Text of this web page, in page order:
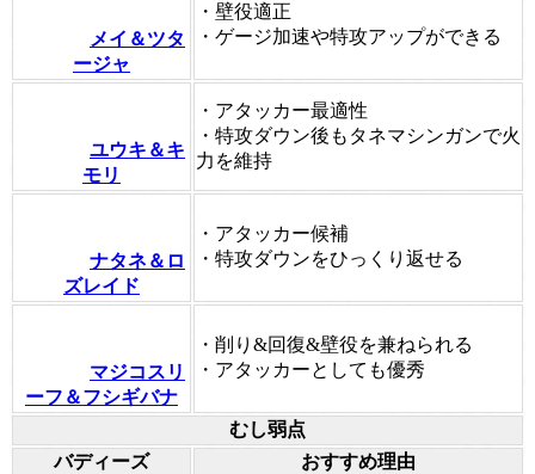
メイ＆ツタ
ージャ
・壁役適正
・ゲージ加速や特攻アップができる
ユウキ＆キ
モリ
・アタッカー最適性
・特攻ダウン後もタネマシンガンで火
力を維持
ナタネ＆ロ
ズレイド
・アタッカー候補
・特攻ダウンをひっくり返せる
マジコスリ
ーフ＆フシギバナ
・削り&回復&壁役を兼ねられる
・アタッカーとしても優秀
むし弱点
バディーズ
おすすめ理由